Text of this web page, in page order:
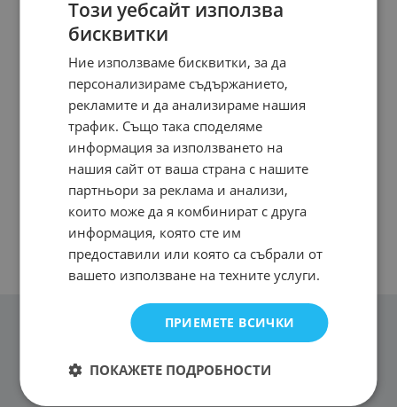
Този уебсайт използва
бисквитки
Ние използваме бисквитки, за да
персонализираме съдържанието,
рекламите и да анализираме нашия
трафик. Също така споделяме
информация за използването на
нашия сайт от ваша страна с нашите
партньори за реклама и анализи,
които може да я комбинират с друга
информация, която сте им
предоставили или която са събрали от
вашето използване на техните услуги.
ПРИЕМЕТЕ ВСИЧКИ
ПОКАЖЕТЕ ПОДРОБНОСТИ